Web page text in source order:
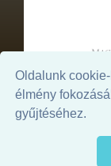
Oldalunk
élmény
gyűjtéséhez.